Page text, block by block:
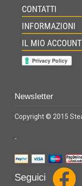
CONTATTI
INFORMAZIONI
IL MIO ACCOUNT
Newsletter
Copyright © 2015
-
Seguici